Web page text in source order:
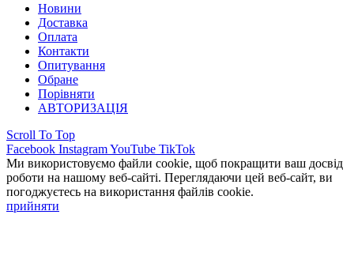
Новини
Доставка
Оплата
Контакти
Опитування
Обране
Порівняти
АВТОРИЗАЦІЯ
Scroll To Top
Facebook InstagramYouTube TikTok
Ми використовуємо файли cookie, щоб покращити ваш досвід
роботи на нашому веб-сайті. Переглядаючи цей веб-сайт, ви
погоджуєтесь на використання файлів cookie.
прийняти